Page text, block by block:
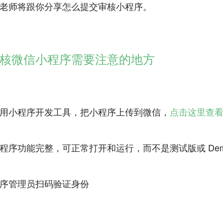
师将跟你分享怎么提交审核小程序。
微信小程序需要注意的地方
小程序开发工具，把小程序上传到微信， 点击这里查
序功能完整，可正常打开和运行，而不是测试版或
管理员扫码验证身份